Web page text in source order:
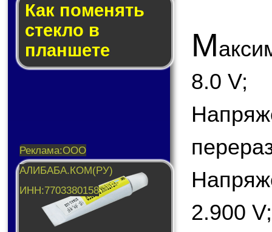
Как по­ме­нять
стек­ло в
планшете
М
8.0 V;
2.900 V;